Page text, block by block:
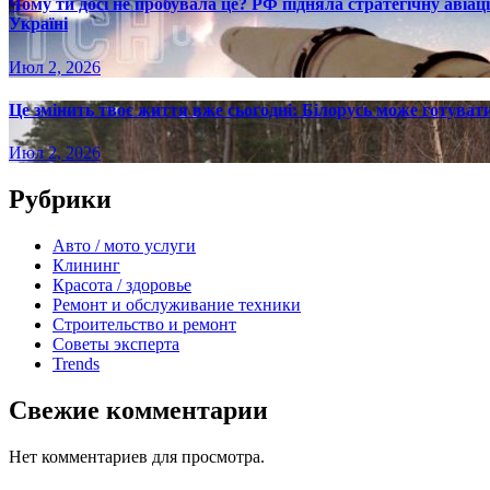
Чому ти досі не пробувала це? РФ підняла стратегічну
Україні
Июл 2, 2026
Це змінить твоє життя вже сьогодні: Білорусь може
Июл 2, 2026
Рубрики
Авто / мото услуги
Клининг
Красота / здоровье
Ремонт и обслуживание техники
Строительство и ремонт
Советы эксперта
Trends
Свежие комментарии
Нет комментариев для просмотра.